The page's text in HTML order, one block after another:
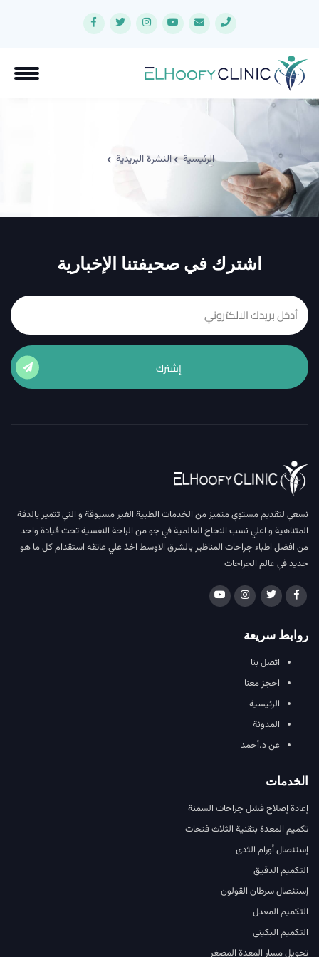
الرئيسية النشرة البريدية
اشترك في صحيفتنا الإخبارية
إشترك
نسعي لتقديم مستوي متميز من الخدمات الطبية الغير مسبوقة و التي تتميز بالدقة
المتناهية و اعلي نسب النجاح العالمية في جو من الراحة النفسية تحت قيادة واحد
من افضل اطباء جراحات المناظير بالشرق الاوسط اخذ علي عاتقه استقدام كل ما هو
جديد في عالم الجراحات
روابط سريعة
اتصل بنا
احجز معنا
الرئيسية
المدونة
عن د.أحمد
الخدمات
إعادة إصلاح فشل جراحات السمنة
تكميم المعدة بتقنية الثلاث فتحات
إستئصال أورام الثدى
التكميم الدقيق
إستئصال سرطان القولون
التكميم المعدل
التكميم البكينى
تحويل مسار المعدة المصغر